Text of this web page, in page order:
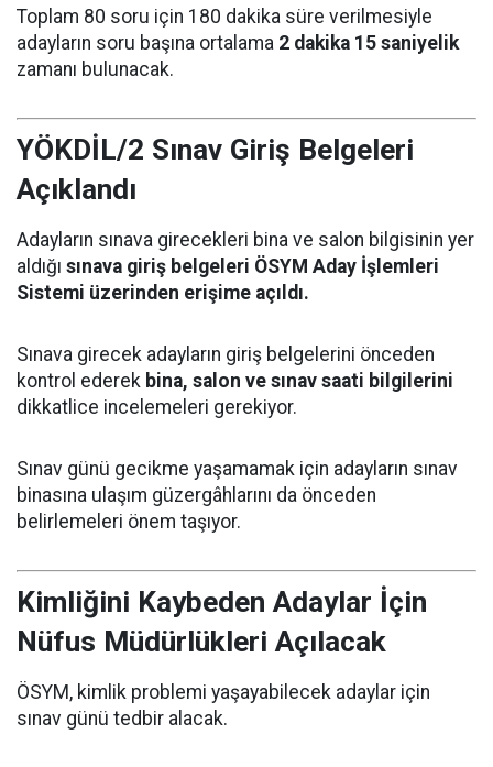
Toplam 80 soru için 180 dakika süre verilmesiyle
adayların soru başına ortalama 2 dakika 15 saniyelik
zamanı bulunacak.
YÖKDİL/2 Sınav Giriş Belgeleri
Açıklandı
Adayların sınava girecekleri bina ve salon bilgisinin yer
aldığı sınava giriş belgeleri ÖSYM Aday İşlemleri
Sistemi üzerinden erişime açıldı.
Sınava girecek adayların giriş belgelerini önceden
kontrol ederek bina, salon ve sınav saati bilgilerini
dikkatlice incelemeleri gerekiyor.
Sınav günü gecikme yaşamamak için adayların sınav
binasına ulaşım güzergâhlarını da önceden
belirlemeleri önem taşıyor.
Kimliğini Kaybeden Adaylar İçin
Nüfus Müdürlükleri Açılacak
ÖSYM, kimlik problemi yaşayabilecek adaylar için
sınav günü tedbir alacak.